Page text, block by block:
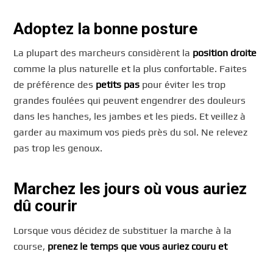
Adoptez la bonne posture
La plupart des marcheurs considèrent la position droite
comme la plus naturelle et la plus confortable. Faites
de préférence des petits pas pour éviter les trop
grandes foulées qui peuvent engendrer des douleurs
dans les hanches, les jambes et les pieds. Et veillez à
garder au maximum vos pieds près du sol. Ne relevez
pas trop les genoux.
Marchez les jours où vous auriez
dû courir
Lorsque vous décidez de substituer la marche à la
course, prenez le temps que vous auriez couru et